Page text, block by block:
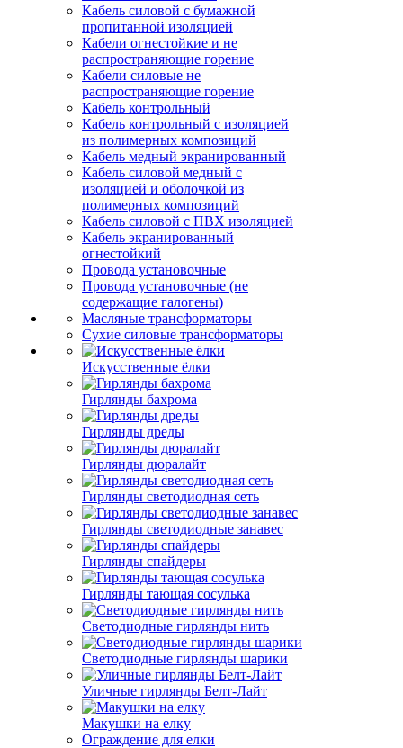
Кабель силовой с бумажной
пропитанной изоляцией
Кабели огнестойкие и не
распространяющие горение
Кабели силовые не
распространяющие горение
Кабель контрольный
Кабель контрольный с изоляцией
из полимерных композиций
Кабель медный экранированный
Кабель силовой медный с
изоляцией и оболочкой из
полимерных композиций
Кабель силовой с ПВХ изоляцией
Кабель экранированный
огнестойкий
Провода установочные
Провода установочные (не
содержащие галогены)
Масляные трансформаторы
Сухие силовые трансформаторы
Искусственные ёлки
Гирлянды бахрома
Гирлянды дреды
Гирлянды дюралайт
Гирлянды светодиодная сеть
Гирлянды светодиодные занавес
Гирлянды спайдеры
Гирлянды тающая сосулька
Светодиодные гирлянды нить
Светодиодные гирлянды шарики
Уличные гирлянды Белт-Лайт
Макушки на елку
Ограждение для елки